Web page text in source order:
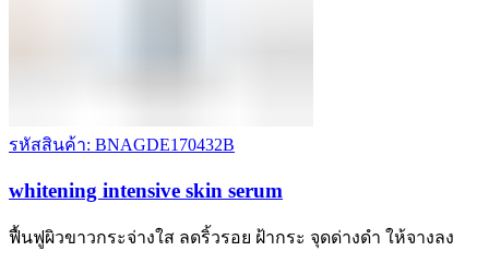
รหัสสินค้า: BNAGDE170432B
whitening intensive skin serum
ฟื้นฟูผิวขาวกระจ่างใส ลดริ้วรอย ฝ้ากระ จุดด่างดำ ให้จางลง